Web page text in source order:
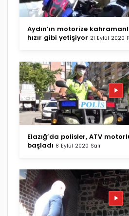
Aydın’ın motorize
hızır gibi yetişiyor 21 Eylül 2020
Elazığ’da polisler, ATV
başladı 8 Eylül 2020 Salı